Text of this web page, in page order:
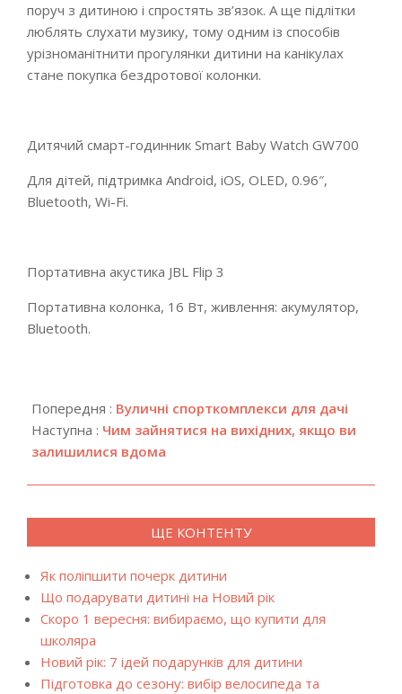
поруч з дитиною і спростять зв’язок. А ще підлітки
люблять слухати музику, тому одним із способів
урізноманітнити прогулянки дитини на канікулах
стане покупка бездротової колонки.
Дитячий смарт-годинник Smart Baby Watch GW700
Для дітей, підтримка Android, iOS, OLED, 0.96″,
Bluetooth, Wi-Fi.
Портативна акустика JBL Flip 3
Портативна колонка, 16 Вт, живлення: акумулятор,
Bluetooth.
08-
31
Попередня : Вуличні спорткомплекси для дачі
Наступна : Чим зайнятися на вихідних, якщо ви
залишилися вдома
ЩЕ КОНТЕНТУ
Як поліпшити почерк дитини
Що подарувати дитині на Новий рік
Скоро 1 вересня: вибираємо, що купити для
школяра
Новий рік: 7 ідей подарунків для дитини
Підготовка до сезону: вибір велосипеда та